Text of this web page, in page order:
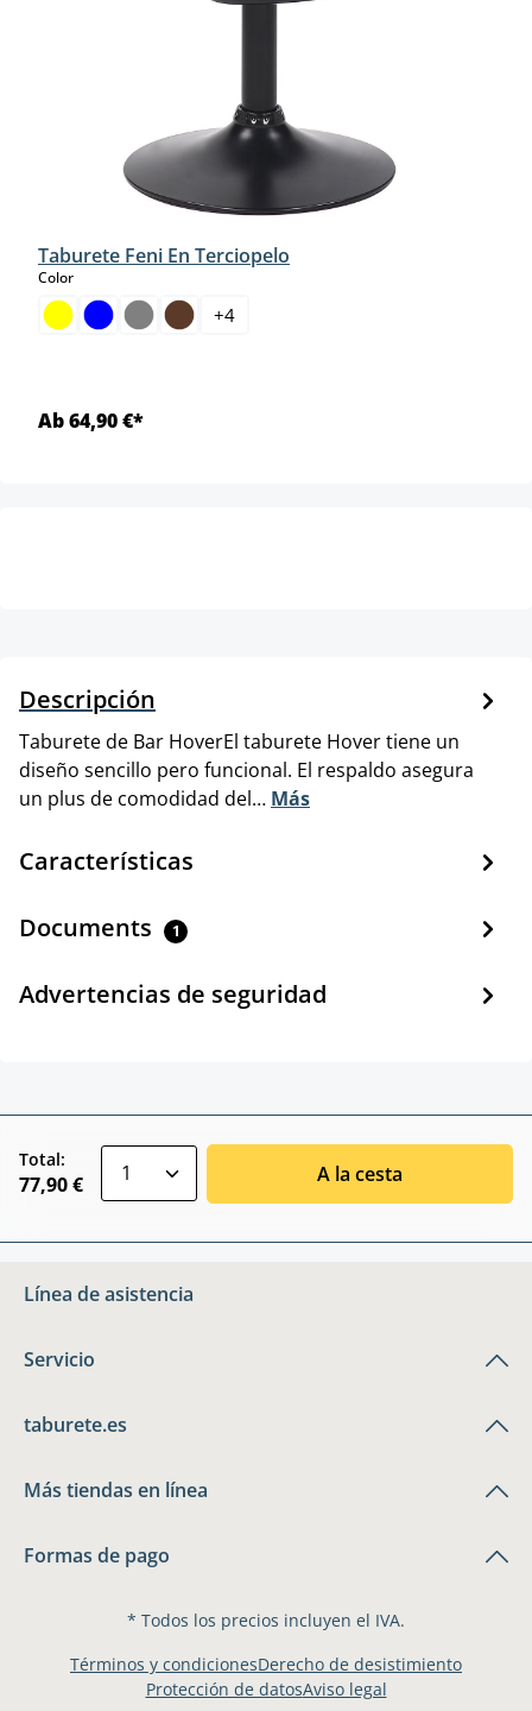
Taburete Feni En Terciopelo
Colorselect
+4
Ab 64,90 €*
Descripción
Taburete de Bar HoverEl taburete Hover tiene un
diseño sencillo pero funcional. El respaldo asegura
un plus de comodidad del… Más
Características
Documents 1
Advertencias de seguridad
Total:
77,90 € A la cesta
Línea de asistencia
Servicio
taburete.es
Más tiendas en línea
Formas de pago
* Todos los precios incluyen el IVA.
Términos y condicionesDerecho de desistimiento
Protección de datosAviso legal